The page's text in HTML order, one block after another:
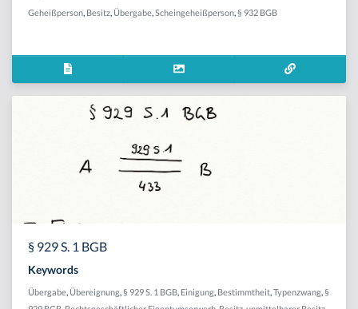
Geheißperson Besitz Übergabe Scheingeheißperson § 932 BGB
§ 929 S. 1 BGB
Keywords
Übergabe Übereignung § 929 S. 1 BGB Einigung Bestimmtheit Typenzwang §